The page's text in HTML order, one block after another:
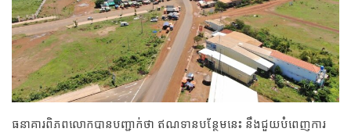
ធនាគារពិភពលោក​បានបញ្ជាក់​ថា ឥណទាន​បន្ថែមនេះ​ នឹង​ជួយបំពេញ​ការ